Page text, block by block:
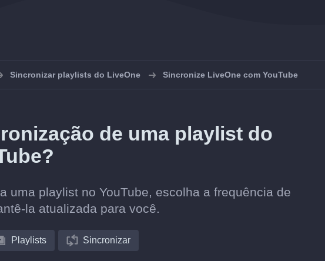
Sincronizar playlists do LiveOne Sincronize LiveOne com YouTube
de uma playlist do
uma playlist no YouTube, escolha a frequência de
la atualizada para você.
Playlists Sincronizar